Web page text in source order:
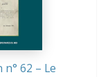
n° 62 – Le